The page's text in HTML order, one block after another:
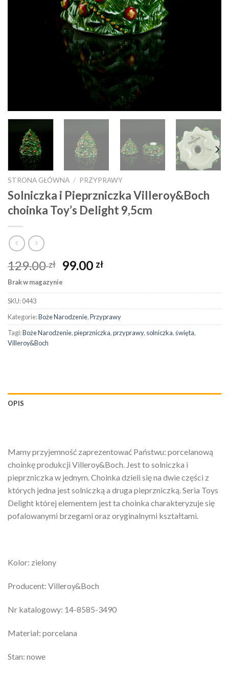
STRONA GŁÓWNA / PRZYPRAWY
Solniczka i Pieprzniczka Villeroy&Boch
choinka Toy’s Delight 9,5cm
129.00zł 99.00 zł
Brak w magazynie
SKU:0443
Kategorie:Boże Narodzenie,Przyprawy
Tagi:Boże Narodzenie,pieprzniczka,przyprawy, solniczka,święta,
Villeroy&Boch
OPIS
Mamy przyjemność zaprezentować Państwu: porcelanową
choinkę produkcji Villeroy&Boch. Jest to solniczka i
pieprzniczka w jednym. Choinka dzieli się na dwie części z
których jedna jest solniczką a druga pieprzniczką. Seria Toys
Delight której elementem jest ta choinka charakteryzuje się
pofalowanymi brzegami oraz oryginalnymi kształtami.
Kolor: zielony
Producent: Villeroy&Boch
Nr katalogowy: 14-8585-3490
Materiał: porcelana
Stan: nowe